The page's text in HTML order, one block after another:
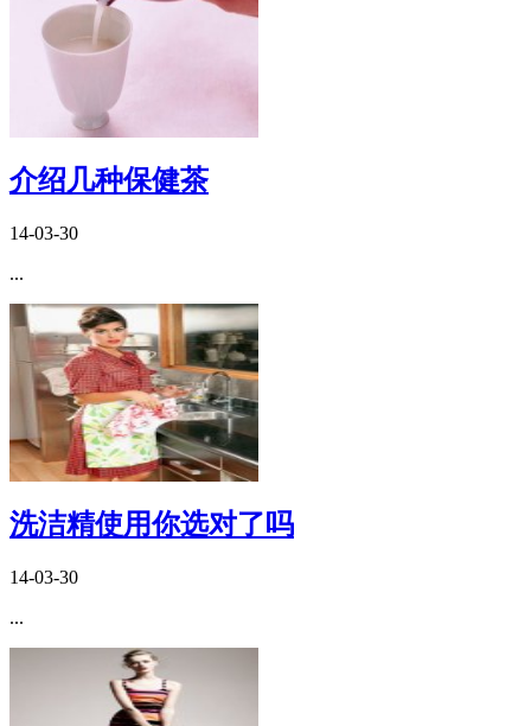
介绍几种保健茶
14-03-30
...
洗洁精使用你选对了吗
14-03-30
...